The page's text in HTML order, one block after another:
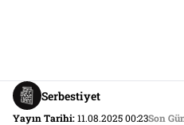
Serbestiyet
Yayın Tarihi:11.08.2025 00:23Son